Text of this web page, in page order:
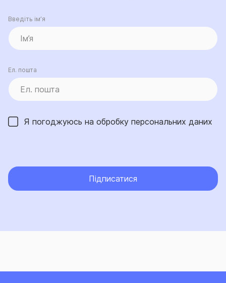
Введіть ім’я
Ел. пошта
Я погоджуюсь на обробку персональних даних
Підписатися